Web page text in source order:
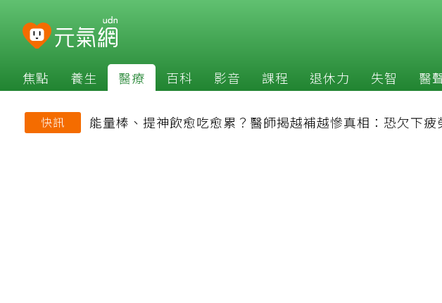
焦點 養生 醫療 百科 影音 課程 退休力 失智 醫
快訊 能量棒、提神飲愈吃愈累？醫師揭越補越慘真相：恐欠下疲